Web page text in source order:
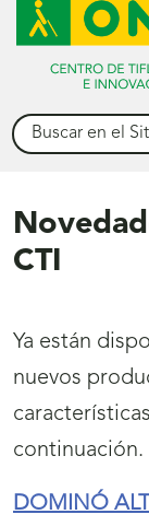
Buscar
CTI
Ya están
nuevos
continuación.
DOMINÓ